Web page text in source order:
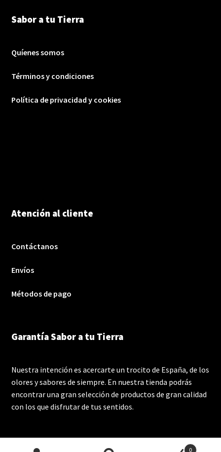
Sabor a tu Tierra
Quíenes somos
Términos y condiciones
Política de privacidad y cookies
Atención al cliente
Contáctanos
Envíos
Métodos de pago
Garantía Sabor a tu Tierra
Nuestra intención es acercarte un trocito de España, de los
olores y sabores de siempre. En nuestra tienda podrás
encontrar una gran selección de productos de gran calidad
con los que disfrutar de tus sentidos.
0